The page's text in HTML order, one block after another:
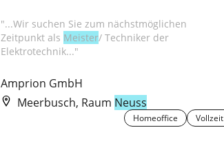
"...Wir suchen Sie zum nächstmöglichen
Zeitpunkt als Meister/ Techniker der
Elektrotechnik..."
Amprion GmbH
Meerbusch, Raum Neuss
Homeoffice Vollzeit